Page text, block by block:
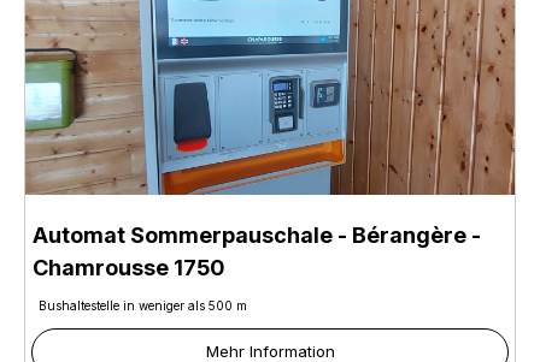
Automat Sommerpauschale - Bérangère -
Chamrousse 1750
Bushaltestelle in weniger als 500 m
Mehr Information